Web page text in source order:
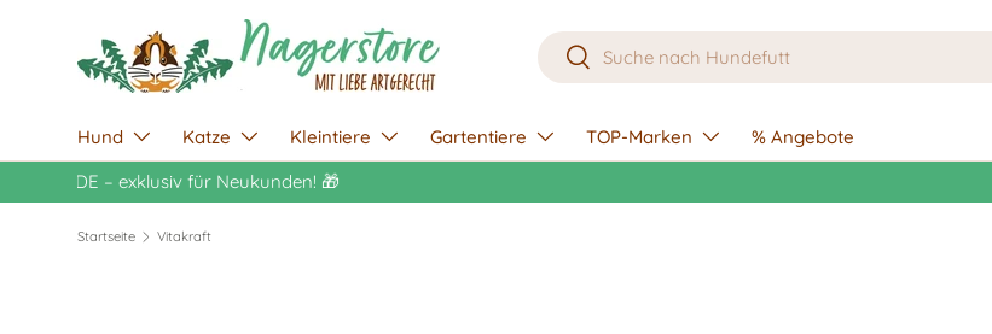
Direkt zum Inhalt Suchen
Suchen
Hund Katze Kleintiere Gartentiere TOP-Marken % Angebote
Startseite Vitakraft